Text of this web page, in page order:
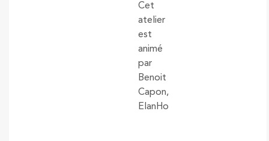
Cet
atelier
est
animé
par
Benoit
Capon,
ElanHo